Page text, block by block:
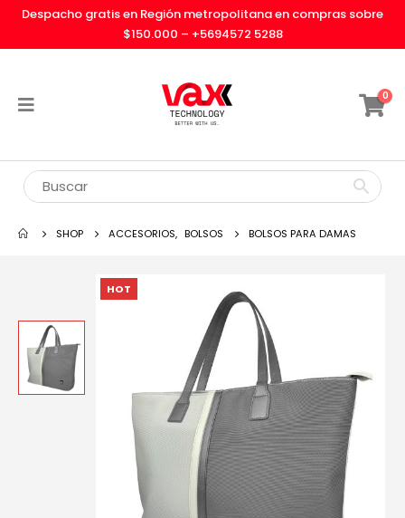
Despacho gratis en Región metropolitana en compras sobre
$150.000 – +5694572 5288
0
SHOP ACCESORIOS, BOLSOS BOLSOS PARA DAMAS
HOT